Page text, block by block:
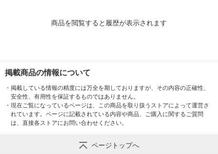
商品を閲覧すると履歴が表示されます
掲載商品の情報について
・ 掲載している情報の精度には万全を期しておりますが、その内容の正確性、
安全性、有用性を保証するものではありません。
・ 現在ご覧になっているページは、この商品を取り扱うストアによって運営さ
れています。ページに記載されている内容や商品、ご購入に関するご質問
は、直接各ストアにお問い合わせください。
ページトップへ